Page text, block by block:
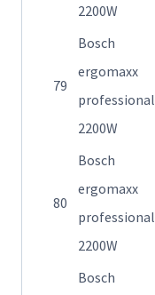
2200W
79
Bosch
ergomaxx
professional
2200W
80
Bosch
ergomaxx
professional
2200W
Bosch